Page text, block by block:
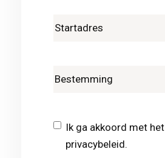
Ik ga akkoord met het
privacybeleid.